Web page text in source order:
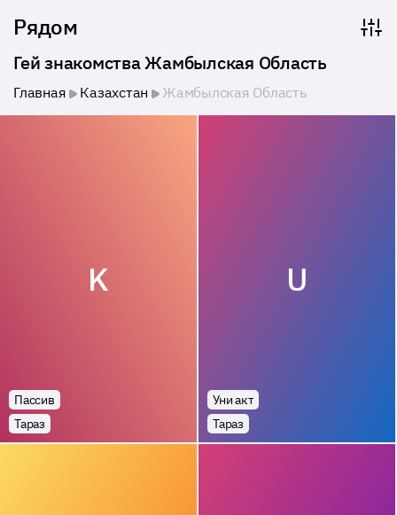
Рядом
Гей знакомства Жамбылская Область
Главная Казахстан Жамбылская Область
K
Пассив
Тараз
U
Уни акт
Тараз